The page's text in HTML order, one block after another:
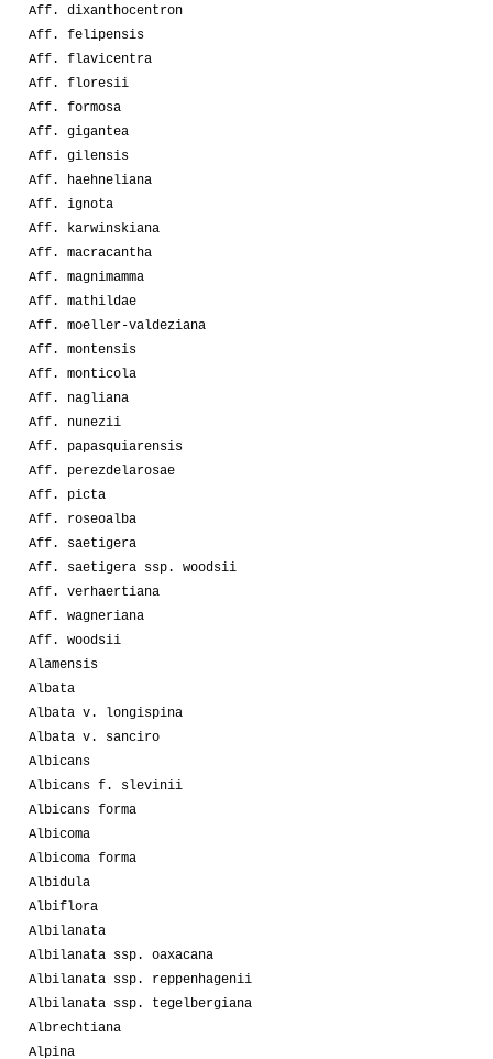
Aff. dixanthocentron
Aff. felipensis
Aff. flavicentra
Aff. floresii
Aff. formosa
Aff. gigantea
Aff. gilensis
Aff. haehneliana
Aff. ignota
Aff. karwinskiana
Aff. macracantha
Aff. magnimamma
Aff. mathildae
Aff. moeller-valdeziana
Aff. montensis
Aff. monticola
Aff. nagliana
Aff. nunezii
Aff. papasquiarensis
Aff. perezdelarosae
Aff. picta
Aff. roseoalba
Aff. saetigera
Aff. saetigera ssp. woodsii
Aff. verhaertiana
Aff. wagneriana
Aff. woodsii
Alamensis
Albata
Albata v. longispina
Albata v. sanciro
Albicans
Albicans f. slevinii
Albicans forma
Albicoma
Albicoma forma
Albidula
Albiflora
Albilanata
Albilanata ssp. oaxacana
Albilanata ssp. reppenhagenii
Albilanata ssp. tegelbergiana
Albrechtiana
Alpina